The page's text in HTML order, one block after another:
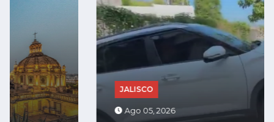
JALISCO
Ago 05, 2026